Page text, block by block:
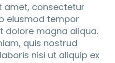
amet, consectetur
eiusmod tempor
dolore magna aliqua.
quis nostrud
nisi ut aliquip ex